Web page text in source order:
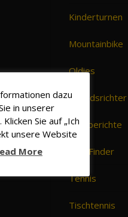
Kinderturnen
Mountainbike
Oldies
Schiedsrichter
Spielberichte
SVH Finder
Tennis
Tischtennis
dazu
in unserer
Sie auf „Ich
unsere Website
More